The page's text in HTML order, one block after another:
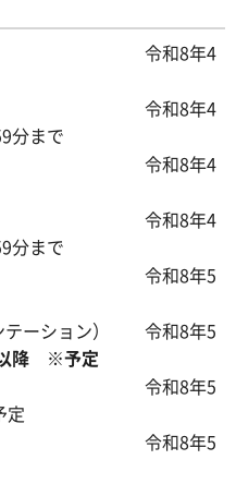
始 令和8年4
令和8年4
分まで
答 令和8年4
期限 令和8年4
分まで
書面） 令和8年5
テーション） 令和8年5
降 ※予定
令和8年5
定
開始 令和8年5